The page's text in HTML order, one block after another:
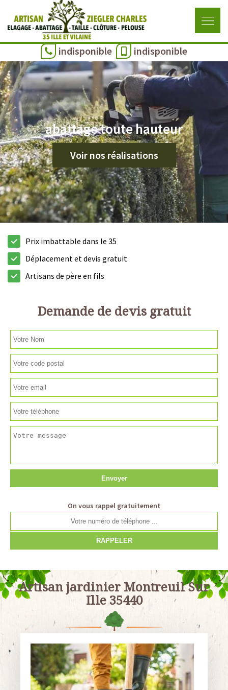
indisponible indisponible
abattage toute hauteur
Voir nos réalisations
Prix imbattable dans le 35
Déplacement et devis gratuit
Artisans de père en fils
Demande de devis gratuit
On vous rappel gratuitement
Artisan jardinier Montreuil Sur
Ille 35440